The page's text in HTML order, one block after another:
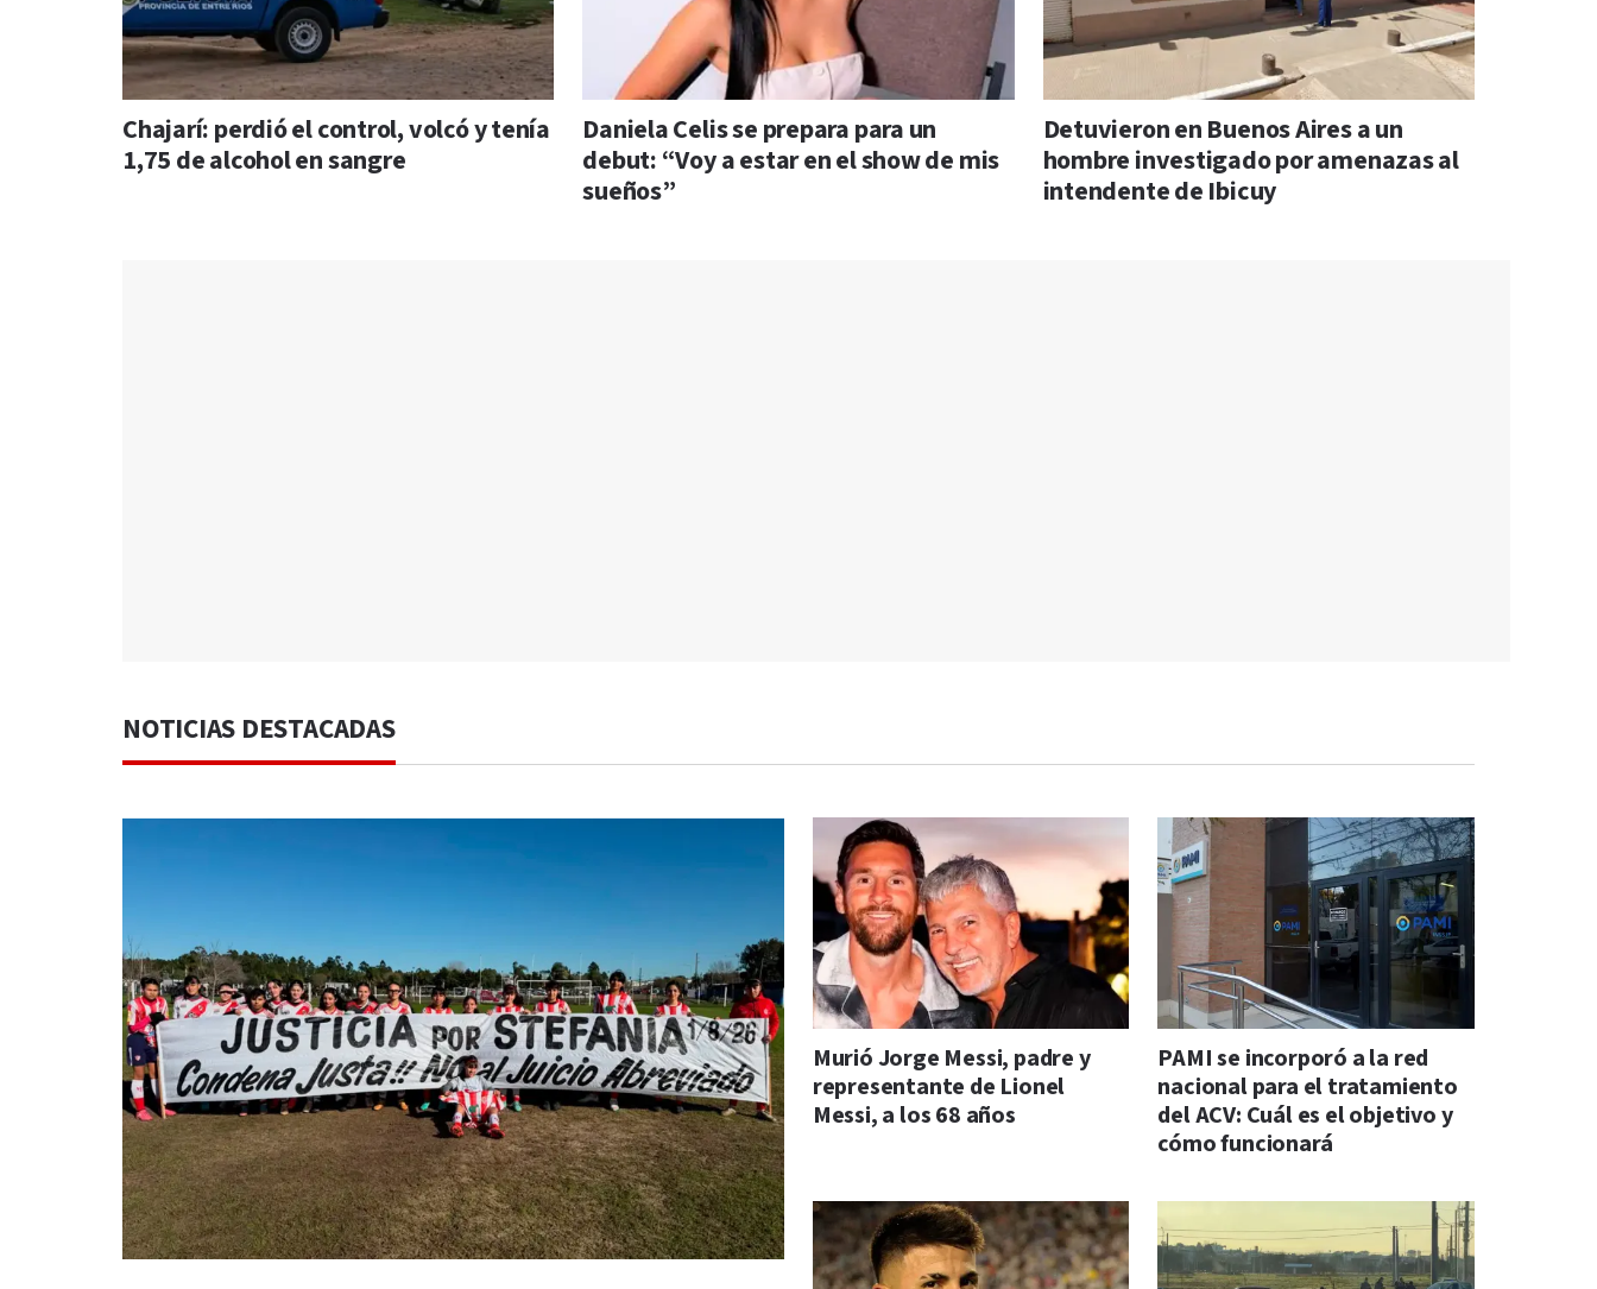
Chajarí: perdió el control, volcó y tenía
1,75 de alcohol en sangre
Daniela Celis se prepara para un
debut: “Voy a estar en el show de mis
sueños”
Detuvieron en Buenos Aires a un
hombre investigado por amenazas al
intendente de Ibicuy
NOTICIAS DESTACADAS
Murió Jorge Messi, padre y
representante de Lionel
Messi, a los 68 años
PAMI se incorporó a la red
nacional para el tratamiento
del ACV: Cuál es el objetivo y
cómo funcionará